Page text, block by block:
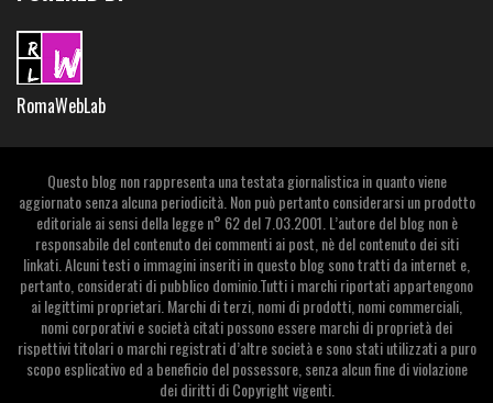
RomaWebLab
Questo blog non rappresenta una testata giornalistica in quanto viene
aggiornato senza alcuna periodicità. Non può pertanto considerarsi un prodotto
editoriale ai sensi della legge n° 62 del 7.03.2001. L’autore del blog non è
responsabile del contenuto dei commenti ai post, nè del contenuto dei siti
linkati. Alcuni testi o immagini inseriti in questo blog sono tratti da internet e,
pertanto, considerati di pubblico dominio.Tutti i marchi riportati appartengono
ai legittimi proprietari. Marchi di terzi, nomi di prodotti, nomi commerciali,
nomi corporativi e società citati possono essere marchi di proprietà dei
rispettivi titolari o marchi registrati d’altre società e sono stati utilizzati a puro
scopo esplicativo ed a beneficio del possessore, senza alcun fine di violazione
dei diritti di Copyright vigenti.